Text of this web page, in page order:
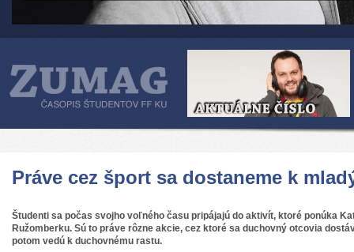
Práve cez šport sa dostaneme k
Študenti sa počas svojho voľného času pripájajú do aktivít, ktoré ponúka
Ružomberku. Sú to práve rôzne akcie, cez ktoré sa duchovný otcovia
potom vedú k duchovnému rastu.